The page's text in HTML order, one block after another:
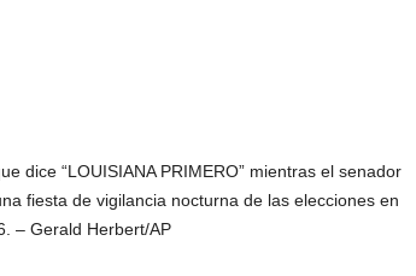
dice “LOUISIANA PRIMERO” mientras el senador
fiesta de vigilancia nocturna de las elecciones en
– Gerald Herbert/AP